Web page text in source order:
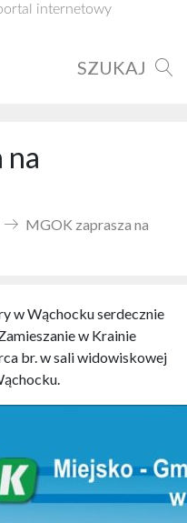
internetowy
SZUKAJ
na
MGOK zaprasza na
w Wąchocku serdecznie
w Krainie
br. w sali widowiskowej